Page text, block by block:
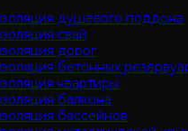
душевого поддона
свай
дорог
бетонных
квартиры
балкона
бассейнов